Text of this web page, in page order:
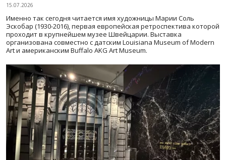
15.07.2026
Именно так сегодня читается имя художницы Марии Соль
Эскобар (1930-2016), первая европейская ретроспектива которой
проходит в крупнейшем музее Швейцарии. Выставка
организована совместно с датским Louisiana Museum of Modern
Art и американским Buffalo AKG Art Museum.